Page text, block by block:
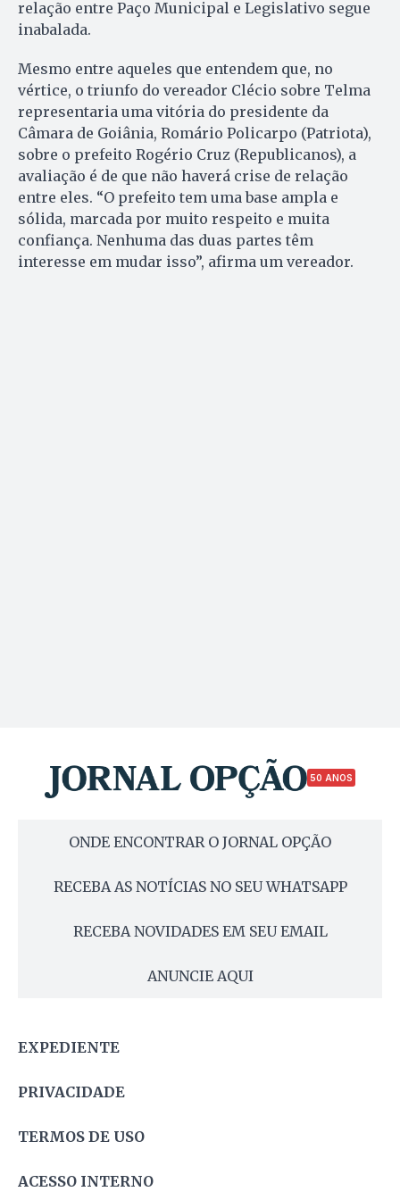
relação entre Paço Municipal e Legislativo segue
inabalada.
Mesmo entre aqueles que entendem que, no
vértice, o triunfo do vereador Clécio sobre Telma
representaria uma vitória do presidente da
Câmara de Goiânia, Romário Policarpo (Patriota),
sobre o prefeito Rogério Cruz (Republicanos), a
avaliação é de que não haverá crise de relação
entre eles. “O prefeito tem uma base ampla e
sólida, marcada por muito respeito e muita
confiança. Nenhuma das duas partes têm
interesse em mudar isso”, afirma um vereador.
50 ANOS
ONDE ENCONTRAR O JORNAL OPÇÃO
RECEBA AS NOTÍCIAS NO SEU WHATSAPP
RECEBA NOVIDADES EM SEU EMAIL
ANUNCIE AQUI
EXPEDIENTE
PRIVACIDADE
TERMOS DE USO
ACESSO INTERNO